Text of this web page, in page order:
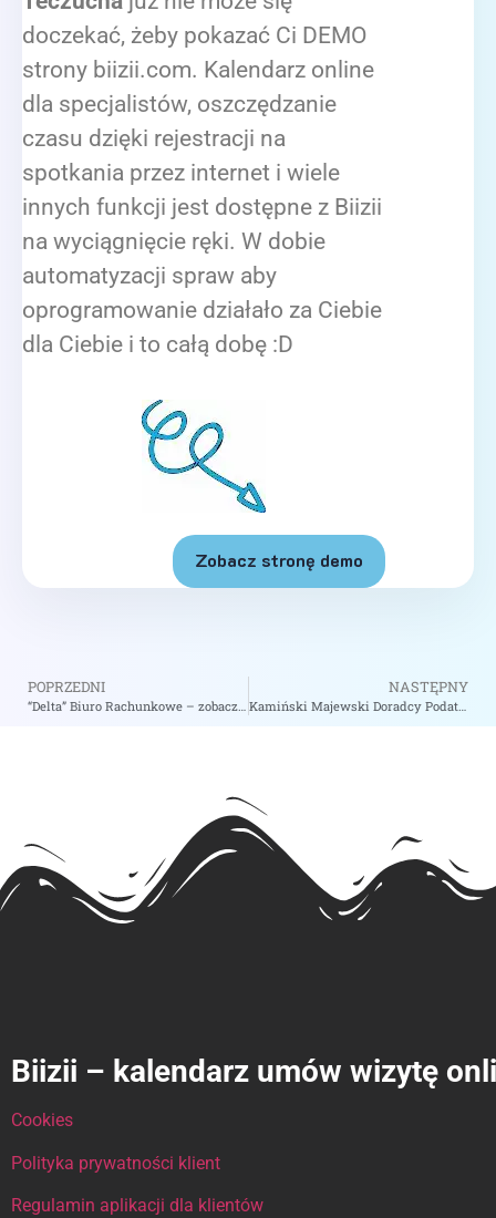
doczekać, żeby pokazać Ci DEMO
strony biizii.com. Kalendarz online
dla specjalistów, oszczędzanie
czasu dzięki rejestracji na
spotkania przez internet i wiele
innych funkcji jest dostępne z Biizii
na wyciągnięcie ręki. W dobie
automatyzacji spraw aby
oprogramowanie działało za Ciebie
dla Ciebie i to całą dobę :D
Zobacz stronę demo
POPRZEDNI
“Delta” Biuro Rachunkowe – zobacz na biizii.com
NASTĘPNY
Kamiński Majewski Doradcy Podatkowi Sp.p. – zobacz na biizii.com
Biizii – kalendarz umów wizytę
Cookies
Polityka prywatności klient
Regulamin aplikacji dla klientów